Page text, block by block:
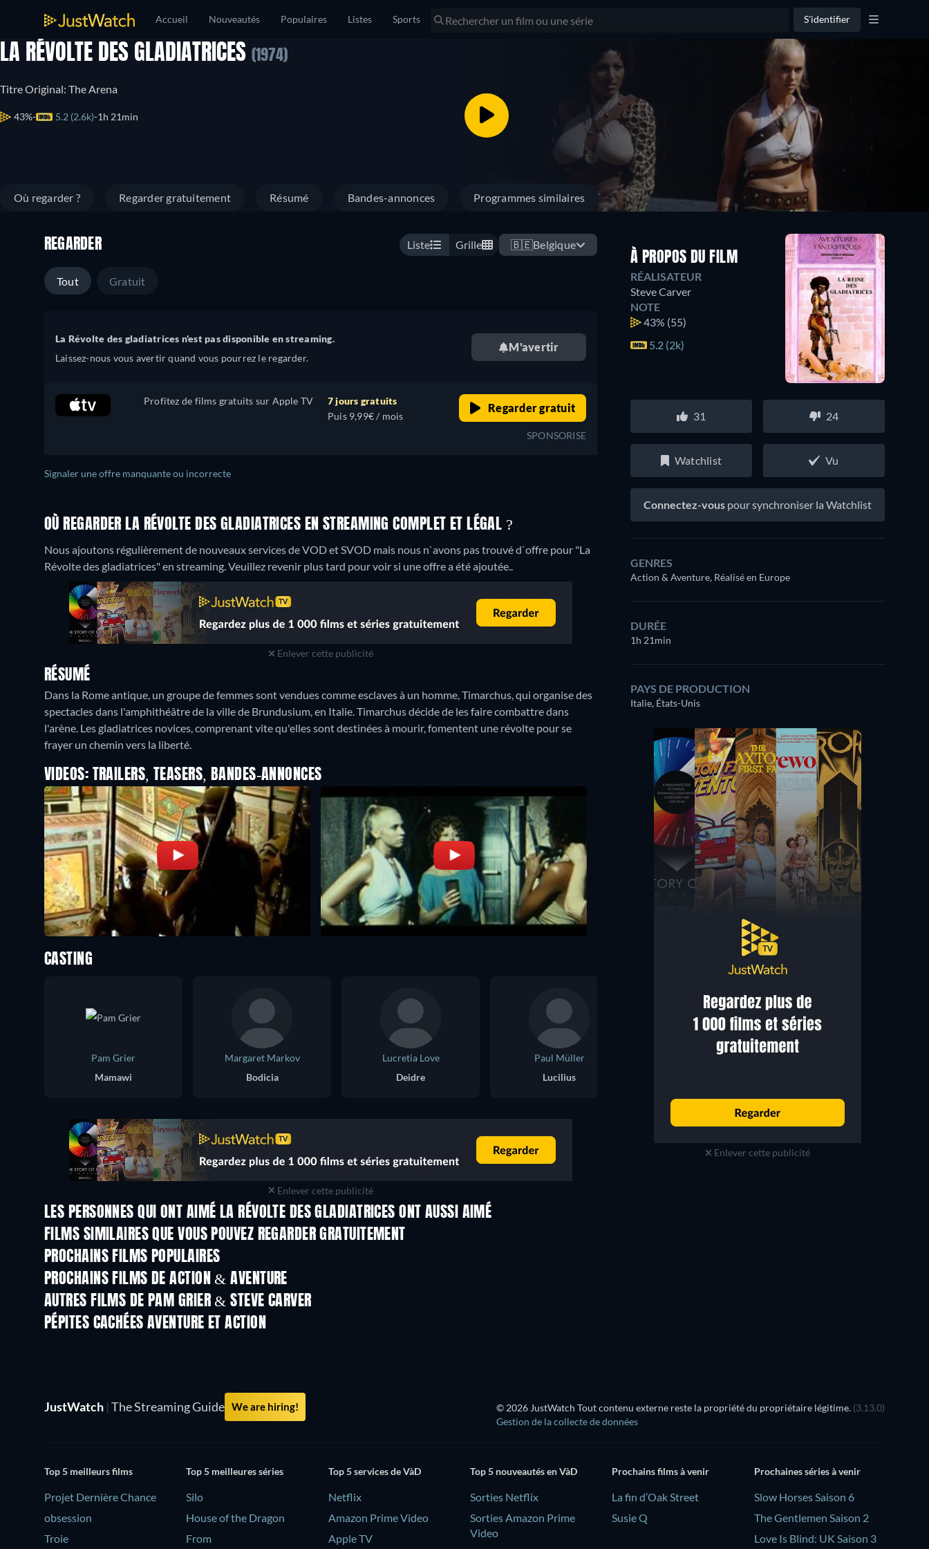
Accueil Nouveautés Populaires Listes Sports S'identifier
LA RÉVOLTE DES GLADIATRICES (1974)
Titre Original: The Arena
43% 5.2 (2.6k) 1h 21min
Où regarder ? Regarder gratuitement Résumé Bandes-annonces Programmes similaires
REGARDER Liste Grille 🇧🇪Belgique
Tout Gratuit
La Révolte des gladiatrices n'est pas disponible en streaming.
Laissez-nous vous avertir quand vous pourrez le regarder.
M'avertir
Profitez de films gratuits sur Apple TV
7 jours gratuits
Puis 9,99€ / mois
Regarder gratuit
SPONSORISE
Signaler une offre manquante ou incorrecte
OÙ REGARDER LA RÉVOLTE DES GLADIATRICES EN STREAMING COMPLET ET LÉGAL ?
Nous ajoutons régulièrement de nouveaux services de VOD et SVOD mais nous n`avons pas trouvé d`offre pour "La
Révolte des gladiatrices" en streaming. Veuillez revenir plus tard pour voir si une offre a été ajoutée..
Enlever cette publicité
RÉSUMÉ
Dans la Rome antique, un groupe de femmes sont vendues comme esclaves à un homme, Timarchus, qui organise des
spectacles dans l'amphithéâtre de la ville de Brundusium, en Italie. Timarchus décide de les faire combattre dans
l'arène. Les gladiatrices novices, comprenant vite qu'elles sont destinées à mourir, fomentent une révolte pour se
frayer un chemin vers la liberté.
VIDEOS: TRAILERS, TEASERS, BANDES-ANNONCES
À PROPOS DU FILM
RÉALISATEUR
Steve Carver
NOTE
43% (55)
5.2 (2k)
31 24
Watchlist Vu
Connectez-vous pour synchroniser la Watchlist
GENRES
Action & Aventure, Réalisé en Europe
DURÉE
1h 21min
PAYS DE PRODUCTION
Italie, États-Unis
Enlever cette publicité
CASTING
Pam Grier
Mamawi
Margaret Markov
Bodicia
Lucretia Love
Deidre
Paul Müller
Lucilius
Daniele Vargas
Enlever cette publicité
LES PERSONNES QUI ONT AIMÉ LA RÉVOLTE DES GLADIATRICES ONT AUSSI AIMÉ
FILMS SIMILAIRES QUE VOUS POUVEZ REGARDER GRATUITEMENT
PROCHAINS FILMS POPULAIRES
PROCHAINS FILMS DE ACTION & AVENTURE
AUTRES FILMS DE PAM GRIER & STEVE CARVER
PÉPITES CACHÉES AVENTURE ET ACTION
JustWatch | The Streaming Guide We are hiring! © 2026 JustWatch Tout contenu externe reste la propriété du propriétaire légitime. (3.13.0)
Gestion de la collecte de données
Top 5 meilleurs films
Projet Dernière Chance
obsession
Troie
Top 5 meilleures séries
Silo
House of the Dragon
From
Top 5 services de VàD
Netflix
Amazon Prime Video
Apple TV
Top 5 nouveautés en VàD
Sorties Netflix
Sorties Amazon Prime
Video
Prochains films à venir
La fin d’Oak Street
Susie Q
Prochaines séries à venir
Slow Horses Saison 6
The Gentlemen Saison 2
Love Is Blind: UK Saison 3